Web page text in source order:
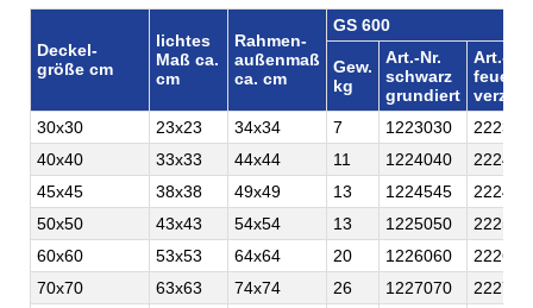
Deckel-
größe cm
lichtes
Maß ca.
cm
Rahmen-
außenmaß
ca. cm
GS 600
Gew.
kg
Art.-Nr.
schwarz
grundiert
Art.-Nr.
feuer
30x30
23x23 34x34 7 1223030
40x40
33x33 44x44 11 1224040
45x45
38x38 49x49 13 1224545
50x50
43x43 54x54 13 1225050
60x60
53x53 64x64 20 1226060
70x70
63x63 74x74 26 1227070